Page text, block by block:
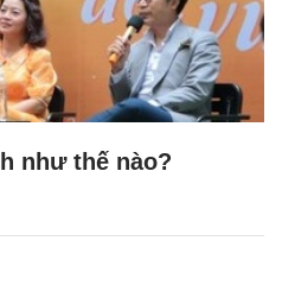
như thế nào?